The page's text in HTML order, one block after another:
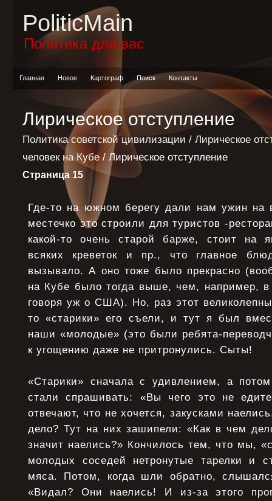
PoliticMain
Политика для вас
Главная Новое Картограф Поиск Контакты
Лирическое отступление
Политика советской цивилизации / Лирическое
человек на Кубе / Лирическое отступление
Страница 15
Где-то на южном берегу дали нам ужин
местечко это строили для туристов -
какой-то очень старой барже, стоит на
всяких креветок и пр., что главное
вызывало. А оно тоже было прекрасно
на Кубе было тогда выше, чем, например,
говоря уж о США). Но, раз этот
то «старики» его съели, и тут я был
наши «молодые» (это были ребята-
к угощению даже не притронулись. Сыты!
«Старики» сначала с удивлением, а
стали спрашивать: «Вы чего это не
отвечают, что не хочется, закусками
дело? Тут на них зашипели: «Как в чем
значит наелись?» Кончилось тем, что мы,
молодых соседей нетронутые тарелки и
мяса. Потом, когда шли обратно,
«Видал? Они наелись! И из-за этого